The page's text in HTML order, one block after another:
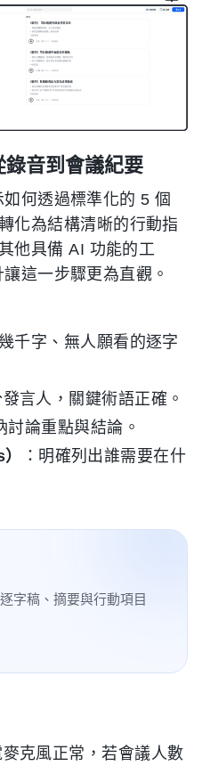
音到會議紀要
何透過標準化的 5 個
化為結構清晰的行動指
他具備 AI 功能的工
這一步驟更為直觀。
千字、無人願看的逐字
發言人，關鍵術語正確。
討論重點與結論。
：明確列出誰需要在什
字稿、摘要與行動項目
麥克風正常，若會議人數